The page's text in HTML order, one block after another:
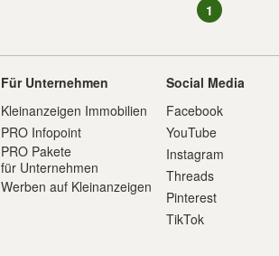
1
Für Unternehmen
Kleinanzeigen Immobilien
PRO Infopoint
PRO Pakete
für Unternehmen
Werben auf Kleinanzeigen
Social Media
Facebook
YouTube
Instagram
Threads
Pinterest
TikTok